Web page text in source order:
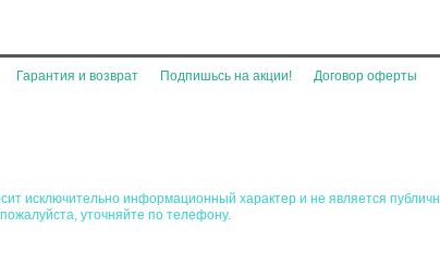
Гарантия и возврат Подпишьсь на акции! Договор оферты
исключительно информационный характер и не является
уточняйте по телефону.